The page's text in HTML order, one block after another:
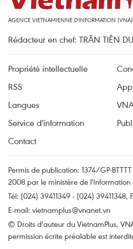
AGENCE VIETNAMIENNE D'INFORMATION (VNA)
Rédacteur en chef: TRÂN TIÊN
Propriété intellectuelle
RSS
Langues
Service d'information
Contact
Permis de publication: 1374/GP-
2008 par le ministère de
Tél: (024) 39411349 - (024) 39411348,
E-mail: vietnamplus@vnanet.vn
© Droits d'auteur du VietnamPlus,
permission écrite préalable est